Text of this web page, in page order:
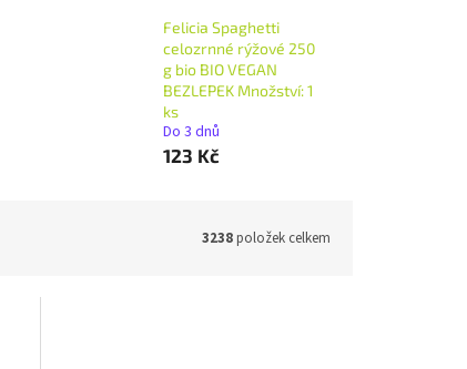
Felicia Spaghetti
celozrnné rýžové 250
g bio BIO VEGAN
BEZLEPEK Množství: 1
ks
Do 3 dnů
123 Kč
3238položek celkem